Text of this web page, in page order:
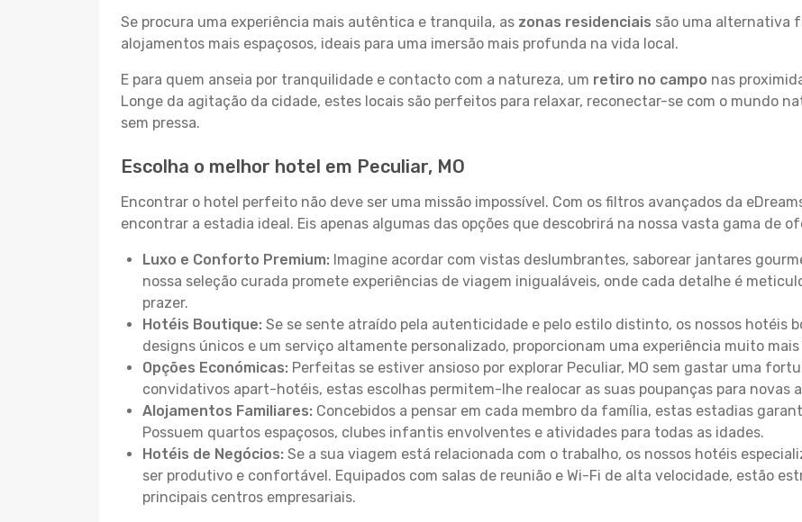
Se procura uma experiência mais autêntica e tranquila, as zonas residenciais são uma alternativa
alojamentos mais espaçosos, ideais para uma imersão mais profunda na vida local.
E para quem anseia por tranquilidade e contacto com a natureza, um retiro no campo nas
Longe da agitação da cidade, estes locais são perfeitos para relaxar, reconectar-se com o mundo
sem pressa.
Escolha o melhor hotel em Peculiar, MO
Encontrar o hotel perfeito não deve ser uma missão impossível. Com os filtros avançados da
encontrar a estadia ideal. Eis apenas algumas das opções que descobrirá na nossa vasta gama de
Luxo e Conforto Premium: Imagine acordar com vistas deslumbrantes, saborear jantares
nossa seleção curada promete experiências de viagem inigualáveis, onde cada detalhe é
prazer.
Hotéis Boutique: Se se sente atraído pela autenticidade e pelo estilo distinto, os nossos hotéis
designs únicos e um serviço altamente personalizado, proporcionam uma experiência muito
Opções Económicas: Perfeitas se estiver ansioso por explorar Peculiar, MO sem gastar uma
convidativos apart-hotéis, estas escolhas permitem-lhe realocar as suas poupanças para novas
Alojamentos Familiares: Concebidos a pensar em cada membro da família, estas estadias
Possuem quartos espaçosos, clubes infantis envolventes e atividades para todas as idades.
Hotéis de Negócios: Se a sua viagem está relacionada com o trabalho, os nossos hotéis
ser produtivo e confortável. Equipados com salas de reunião e Wi-Fi de alta velocidade, estão
principais centros empresariais.